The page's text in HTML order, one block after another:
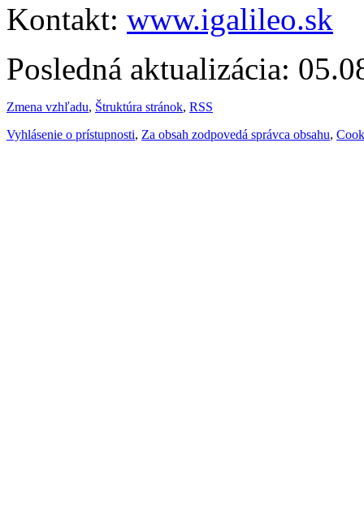
Kontakt: www.igalileo.sk
Posledná aktualizácia:
Zmena vzhľadu, Štruktúra stránok, RSS
Vyhlásenie o prístupnosti, Za obsah zodpovedá správca obsahu,